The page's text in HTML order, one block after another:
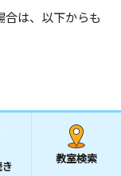
合は、以下からも
教室検索